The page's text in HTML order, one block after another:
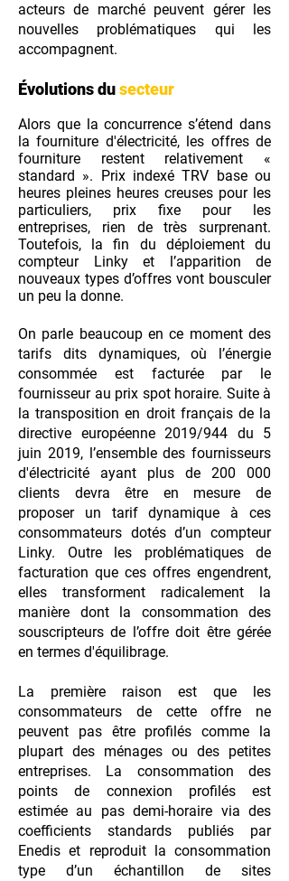
acteurs de marché peuvent gérer les
nouvelles problématiques qui les
accompagnent.
Évolutions dusecteur
Alors que la concurrence s’étend dans
la fourniture d'électricité, les offres de
fourniture restent relativement «
standard ». Prix indexé TRV base ou
heures pleines heures creuses pour les
particuliers, prix fixe pour les
entreprises, rien de très surprenant.
Toutefois, la fin du déploiement du
compteur Linky et l’apparition de
nouveaux types d’offres vont bousculer
un peu la donne.
On parle beaucoup en ce moment des
tarifs dits dynamiques, où l’énergie
consommée est facturée par le
fournisseur au prix spot horaire. Suite à
la transposition en droit français de la
directive européenne 2019/944 du 5
juin 2019, l’ensemble des fournisseurs
d'électricité ayant plus de 200 000
clients devra être en mesure de
proposer un tarif dynamique à ces
consommateurs dotés d’un compteur
Linky. Outre les problématiques de
facturation que ces offres engendrent,
elles transforment radicalement la
manière dont la consommation des
souscripteurs de l’offre doit être gérée
en termes d'équilibrage.
La première raison est que les
consommateurs de cette offre ne
peuvent pas être profilés comme la
plupart des ménages ou des petites
entreprises. La consommation des
points de connexion profilés est
estimée au pas demi-horaire via des
coefficients standards publiés par
Enedis et reproduit la consommation
type d’un échantillon de sites